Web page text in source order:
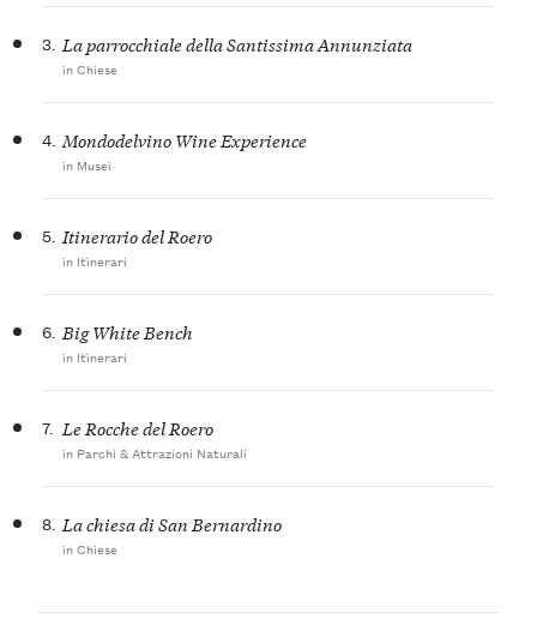
3. La parrocchiale della Santissima Annunziata
in Chiese
4. Mondodelvino Wine Experience
in Musei
5. Itinerario del Roero
in Itinerari
6. Big White Bench
in Itinerari
7. Le Rocche del Roero
in Parchi & Attrazioni Naturali
8. La chiesa di San Bernardino
in Chiese